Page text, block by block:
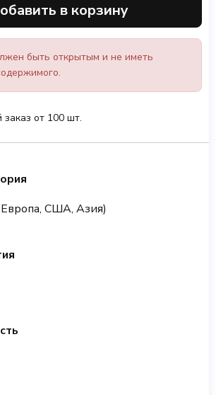
в корзину
быть открытым и не иметь
от 100 шт.
США, Азия)